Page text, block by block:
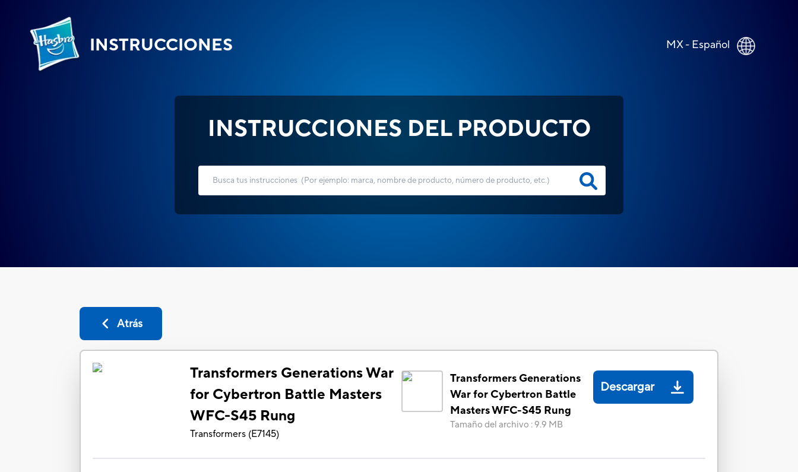
INSTRUCCIONES MX - Español
INSTRUCCIONES DEL PRODUCTO
Atrás
Transformers Generations War
for Cybertron Battle Masters
WFC-S45 Rung
Transformers (E7145)
Transformers Generations
War for Cybertron Battle
Masters WFC-S45 Rung
Tamaño del archivo :9.9 MB
Descargar